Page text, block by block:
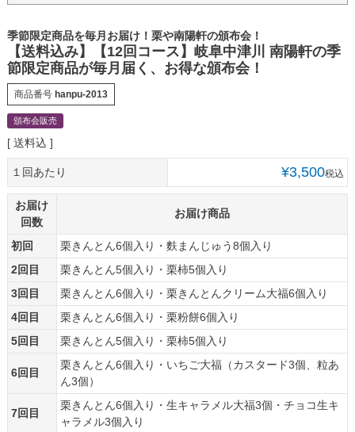
季節限定商品を毎月お届け！栗や南陽軒の頒布会！
【送料込み】【12回コース】岐阜中津川 南陽軒の季
節限定商品が毎月届く、お得な頒布会！
商品番号 hanpu-2013
頒布会販売
送料込
１回あたり ¥3,500税込
お届け
回数
お届け商品
初回
栗きんとん6個入り・麩まんじゅう8個入り
2回目
栗きんとん5個入り・栗柿5個入り
3回目
栗きんとん6個入り・栗きんとんクリーム大福6個入り
4回目
栗きんとん6個入り・栗粉餅6個入り
5回目
栗きんとん5個入り・栗柿5個入り
6回目
栗きんとん6個入り・いちご大福（カスタード3個、粒あ
ん3個）
7回目
栗きんとん6個入り・生キャラメル大福3個・チョコ生キ
ャラメル3個入り